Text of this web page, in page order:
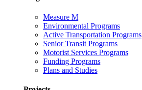
Measure M
Environmental Programs
Active Transportation Programs
Senior Transit Programs
Motorist Services Programs
Funding Programs
Plans and Studies